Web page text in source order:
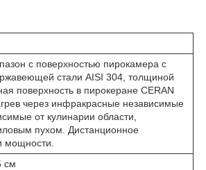
с поверхностью пирокамера с
стали AISI 304, толщиной
поверхность в пирокеране CERAN
через инфракрасные независимые
от кулинарии области,
пухом. Дистанционное
мощности.
см